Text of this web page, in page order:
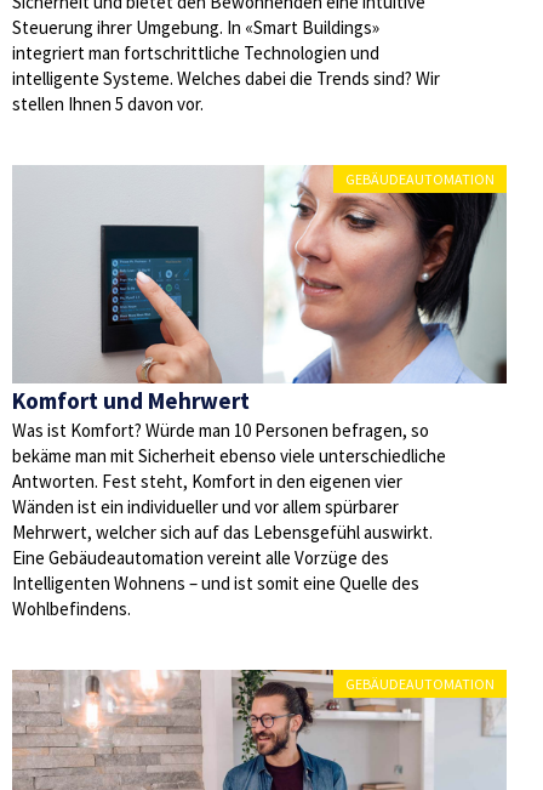
Steuerung ihrer Umgebung. In «Smart Buildings»
integriert man fortschrittliche Technologien und
intelligente Systeme. Welches dabei die Trends sind? Wir
stellen Ihnen 5 davon vor.
GEBÄUDEAUTOMATION
Komfort und Mehrwert
Was ist Komfort? Würde man 10 Personen befragen, so
bekäme man mit Sicherheit ebenso viele unterschiedliche
Antworten. Fest steht, Komfort in den eigenen vier
Wänden ist ein individueller und vor allem spürbarer
Mehrwert, welcher sich auf das Lebensgefühl auswirkt.
Eine Gebäudeautomation vereint alle Vorzüge des
Intelligenten Wohnens – und ist somit eine Quelle des
Wohlbefindens.
GEBÄUDEAUTOMATION